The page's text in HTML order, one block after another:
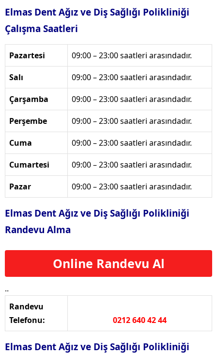
Elmas Dent Ağız ve Diş Sağlığı Polikliniği
Çalışma Saatleri
Pazartesi 09:00 – 23:00 saatleri arasındadır.
Salı 09:00 – 23:00 saatleri arasındadır.
Çarşamba 09:00 – 23:00 saatleri arasındadır.
Perşembe 09:00 – 23:00 saatleri arasındadır.
Cuma 09:00 – 23:00 saatleri arasındadır.
Cumartesi 09:00 – 23:00 saatleri arasındadır.
Pazar 09:00 – 23:00 saatleri arasındadır.
Elmas Dent Ağız ve Diş Sağlığı Polikliniği
Randevu Alma
Online Randevu Al
..
Randevu
Telefonu:
0212 640 42 44
Elmas Dent Ağız ve Diş Sağlığı Polikliniği